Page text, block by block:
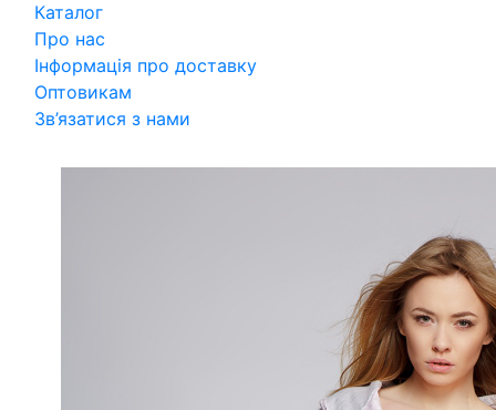
Каталог
Про нас
Інформація про доставку
Оптовикам
Зв’язатися з нами